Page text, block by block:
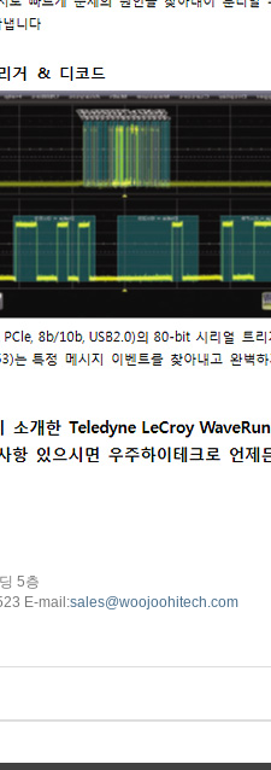
5층
E-mail:sales@woojoohitech.com